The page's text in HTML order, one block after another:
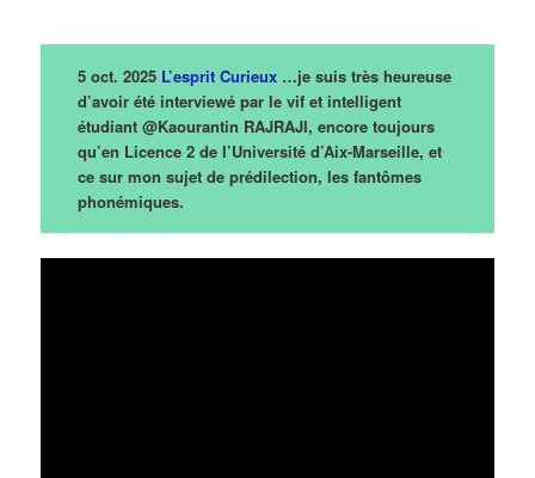
5 oct. 2025 L’esprit Curieux…je suis très heureuse
d’avoir été interviewé par le vif et intelligent
étudiant @Kaourantin RAJRAJI, encore toujours
qu’en Licence 2 de l’Université d’Aix-Marseille, et
ce sur mon sujet de prédilection, les fantômes
phonémiques.